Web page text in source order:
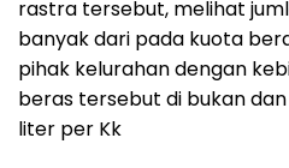
rastra tersebut, melihat
banyak dari pada kuota
pihak kelurahan dengan
beras tersebut di bukan
liter per Kk